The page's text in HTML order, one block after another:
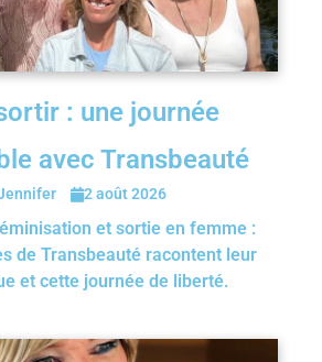
: une journée
avec Transbeauté
2 août 2026
et sortie en femme :
de Transbeauté racontent leur
et cette journée de liberté.